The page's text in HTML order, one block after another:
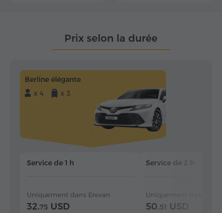
Prix selon la durée
Berline élégante
x 4
x 3
Service de 1 h
Uniquement dans Erevan
32.75 USD
Service de 2 h
Uniquement dans
50.51 USD